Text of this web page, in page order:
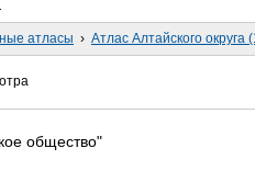
атласы › Атлас Алтайского округа
общество"